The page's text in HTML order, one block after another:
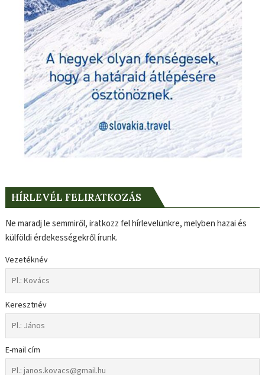
HÍRLEVÉL FELIRATKOZÁS
Ne maradj le semmiről, iratkozz fel hírlevelünkre, melyben hazai és
külföldi érdekességekről írunk.
Vezetéknév
Keresztnév
E-mail cím